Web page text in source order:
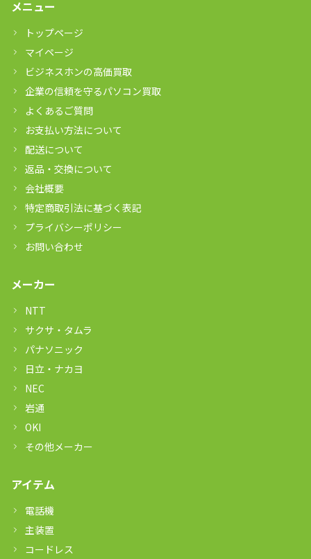
メニュー
トップページ
マイページ
ビジネスホンの高価買取
企業の信頼を守るパソコン買取
よくあるご質問
お支払い方法について
配送について
返品・交換について
会社概要
特定商取引法に基づく表記
プライバシーポリシー
お問い合わせ
メーカー
NTT
サクサ・タムラ
パナソニック
日立・ナカヨ
NEC
岩通
OKI
その他メーカー
アイテム
電話機
主装置
コードレス